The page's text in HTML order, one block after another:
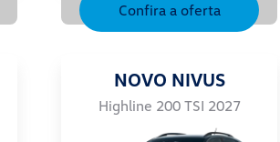
Confira a oferta
NOVO NIVUS
Highline 200 TSI 2027